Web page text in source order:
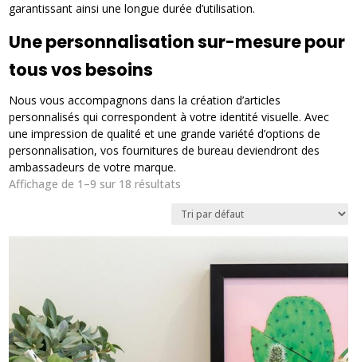
garantissant ainsi une longue durée d’utilisation.
Une personnalisation sur-mesure pour
tous vos besoins
Nous vous accompagnons dans la création d’articles
personnalisés qui correspondent à votre identité visuelle. Avec
une impression de qualité et une grande variété d’options de
personnalisation, vos fournitures de bureau deviendront des
ambassadeurs de votre marque.
Affichage de 1–9 sur 18 résultats